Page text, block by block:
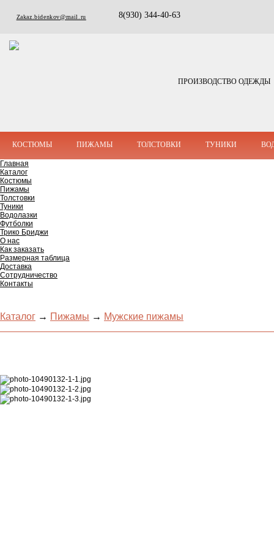
Zakaz.bidenkov@mail.ru 8(930) 344-40-63
ПРОИЗВОДСТВО ОДЕЖДЫ
КОСТЮМЫ ПИЖАМЫ ТОЛСТОВКИ ТУНИКИ
Главная
Каталог
Костюмы
Пижамы
Толстовки
Туники
Водолазки
Футболки
Трико Бриджи
О нас
Как заказать
Размерная таблица
Доставка
Сотрудничество
Контакты
Каталог → Пижамы → Мужские пижамы